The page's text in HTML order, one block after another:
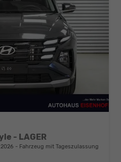
- LAGER
Fahrzeug mit Tageszulassung